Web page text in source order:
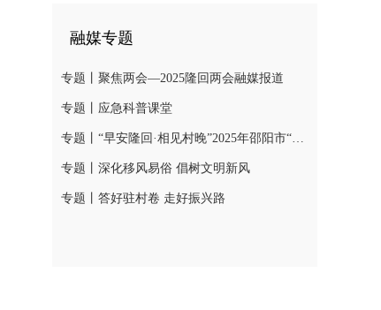
融媒专题
专题丨聚焦两会—2025隆回两会融媒报道
专题丨应急科普课堂
专题丨“早安隆回·相见村晚”2025年邵阳市“我们的节日·春节”村晚示范展示活动
专题丨深化移风易俗 倡树文明新风
专题丨答好驻村卷 走好振兴路